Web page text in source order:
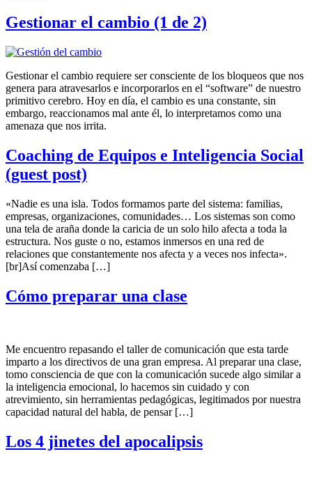
Gestionar el cambio (1 de 2)
Gestionar el cambio requiere ser consciente de los bloqueos que nos
genera para atravesarlos e incorporarlos en el “software” de nuestro
primitivo cerebro. Hoy en día, el cambio es una constante, sin
embargo, reaccionamos mal ante él, lo interpretamos como una
amenaza que nos irrita.
Coaching de Equipos e Inteligencia Social
(guest post)
«Nadie es una isla. Todos formamos parte del sistema: familias,
empresas, organizaciones, comunidades… Los sistemas son como
una tela de araña donde la caricia de un solo hilo afecta a toda la
estructura. Nos guste o no, estamos inmersos en una red de
relaciones que constantemente nos afecta y a veces nos infecta».
[br]Así comenzaba […]
Cómo preparar una clase
Me encuentro repasando el taller de comunicación que esta tarde
imparto a los directivos de una gran empresa. Al preparar una clase,
tomo consciencia de que con la comunicación sucede algo similar a
la inteligencia emocional, lo hacemos sin cuidado y con
atrevimiento, sin herramientas pedagógicas, legitimados por nuestra
capacidad natural del habla, de pensar […]
Los 4 jinetes del apocalipsis